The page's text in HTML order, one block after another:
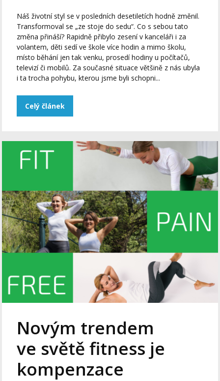
Náš životní styl se v posledních desetiletích hodně změnil.
Transformoval se „ze stoje do sedu“. Co s sebou tato
změna přináší? Rapidně přibylo zesení v kanceláři i za
volantem, děti sedí ve škole více hodin a mimo školu,
místo běhání jen tak venku, prosedí hodiny u počítačů,
televizí či mobilů. Za současné situace většině z nás ubyla
i ta trocha pohybu, kterou jsme byli schopni...
Celý článek
Novým trendem
ve světě fitness je
kompenzace